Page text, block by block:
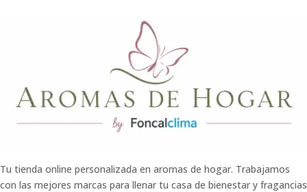
Tu tienda online personalizada en aromas de hogar. Trabajamos
con las mejores marcas para llenar tu casa de bienestar y fragancias